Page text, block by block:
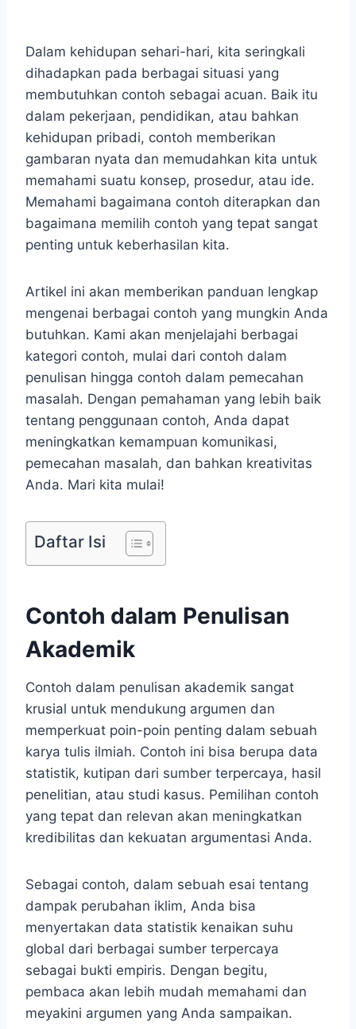
Dalam kehidupan sehari-hari, kita seringkali
dihadapkan pada berbagai situasi yang
membutuhkan contoh sebagai acuan. Baik itu
dalam pekerjaan, pendidikan, atau bahkan
kehidupan pribadi, contoh memberikan
gambaran nyata dan memudahkan kita untuk
memahami suatu konsep, prosedur, atau ide.
Memahami bagaimana contoh diterapkan dan
bagaimana memilih contoh yang tepat sangat
penting untuk keberhasilan kita.
Artikel ini akan memberikan panduan lengkap
mengenai berbagai contoh yang mungkin Anda
butuhkan. Kami akan menjelajahi berbagai
kategori contoh, mulai dari contoh dalam
penulisan hingga contoh dalam pemecahan
masalah. Dengan pemahaman yang lebih baik
tentang penggunaan contoh, Anda dapat
meningkatkan kemampuan komunikasi,
pemecahan masalah, dan bahkan kreativitas
Anda. Mari kita mulai!
Daftar Isi
Contoh dalam Penulisan
Akademik
Contoh dalam penulisan akademik sangat
krusial untuk mendukung argumen dan
memperkuat poin-poin penting dalam sebuah
karya tulis ilmiah. Contoh ini bisa berupa data
statistik, kutipan dari sumber terpercaya, hasil
penelitian, atau studi kasus. Pemilihan contoh
yang tepat dan relevan akan meningkatkan
kredibilitas dan kekuatan argumentasi Anda.
Sebagai contoh, dalam sebuah esai tentang
dampak perubahan iklim, Anda bisa
menyertakan data statistik kenaikan suhu
global dari berbagai sumber terpercaya
sebagai bukti empiris. Dengan begitu,
pembaca akan lebih mudah memahami dan
meyakini argumen yang Anda sampaikan.